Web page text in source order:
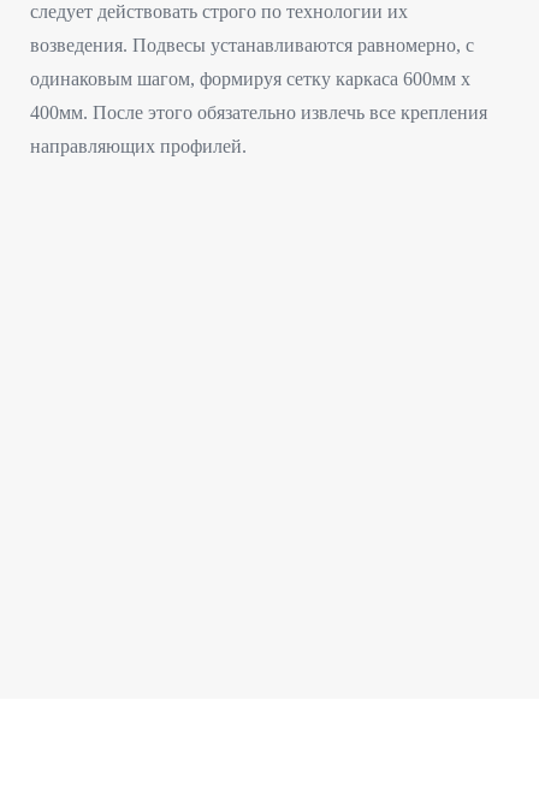
следует действовать строго по технологии их
возведения. Подвесы устанавливаются равномерно, с
одинаковым шагом, формируя сетку каркаса 600мм х
400мм. После этого обязательно извлечь все крепления
направляющих профилей.